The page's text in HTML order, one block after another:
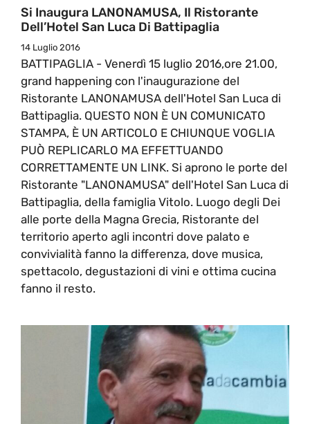
Si Inaugura LANONAMUSA, Il Ristorante
Dell’Hotel San Luca Di Battipaglia
14 Luglio 2016
BATTIPAGLIA - Venerdì 15 luglio 2016,ore 21.00,
grand happening con l'inaugurazione del
Ristorante LANONAMUSA dell'Hotel San Luca di
Battipaglia. QUESTO NON È UN COMUNICATO
STAMPA, È UN ARTICOLO E CHIUNQUE VOGLIA
PUÒ REPLICARLO MA EFFETTUANDO
CORRETTAMENTE UN LINK. Si aprono le porte del
Ristorante "LANONAMUSA" dell'Hotel San Luca di
Battipaglia, della famiglia Vitolo. Luogo degli Dei
alle porte della Magna Grecia, Ristorante del
territorio aperto agli incontri dove palato e
convivialità fanno la differenza, dove musica,
spettacolo, degustazioni di vini e ottima cucina
fanno il resto.